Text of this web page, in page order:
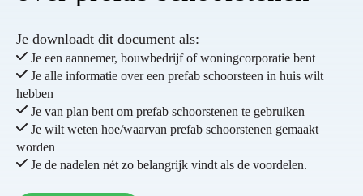
Je downloadt dit document als:
Je een aannemer, bouwbedrijf of woningcorporatie bent
Je alle informatie over een prefab schoorsteen in huis wilt
hebben
Je van plan bent om prefab schoorstenen te gebruiken
Je wilt weten hoe/waarvan prefab schoorstenen gemaakt
worden
Je de nadelen nét zo belangrijk vindt als de voordelen.